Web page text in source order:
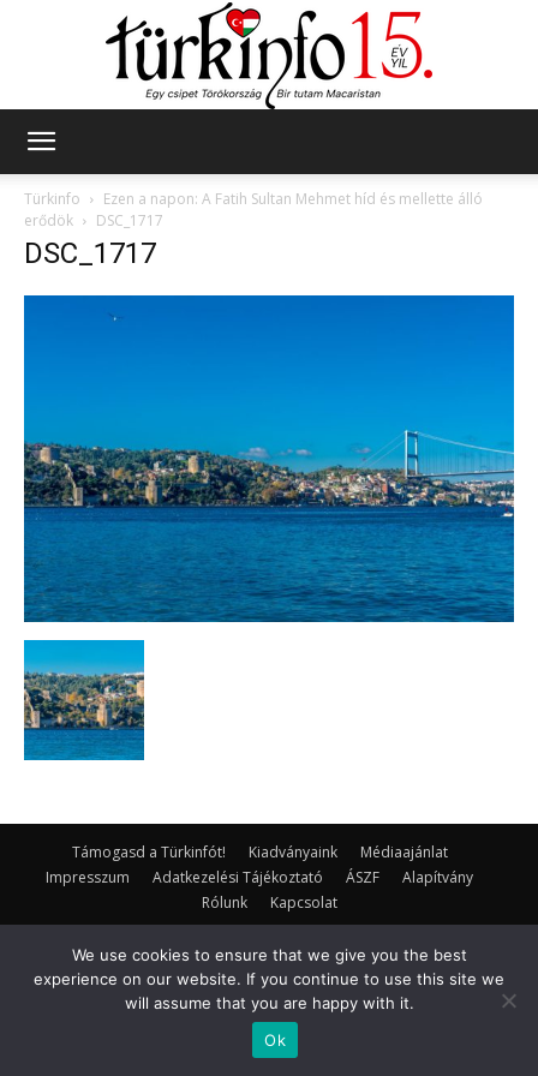
Türkinfo
Ezen a napon: A Fatih Sultan Mehmet híd és mellette álló
erődök
DSC_1717
DSC_1717
Támogasd a Türkinfót! Kiadványaink
Médiaajánlat
Impresszum
Adatkezelési Tájékoztató ÁSZF
Alapítvány
Rólunk
Kapcsolat
© Turkinfo.hu 2020
We use cookies to ensure that we give you the best
experience on our website. If you continue to use this site we
will assume that you are happy with it.
Ok